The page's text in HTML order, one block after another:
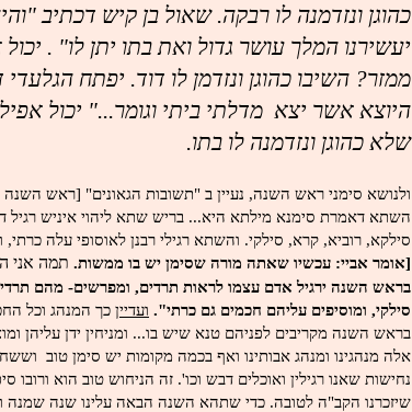
כהוגן ונזדמנה לו רבקה. שאול בן קיש דכתיב
יעשירנו המלך עושר גדול ואת בתו יתן לו" .
ממזר? השיבו כהוגן ונזדמן לו דוד. יפתח הגלעדי
היוצא אשר יצא מדלתי ביתי וגומר..." יכול
שלא כהוגן ונזדמנה לו בתו.
ולנושא סימני ראש השנה, נעיין ב "תשובות הגאונים" [ראש השנה
השתא דאמרת סימנא מילתא היא... בריש שתא ליהוי איניש רגיל
סילקא, רוביא, קרא, סילקי. והשתא רגילי רבנן לאוסופי עלה כרתי,
[אומר אביי: עכשיו שאתה מורה שסימן יש בו ממשות. תמה אני
בראש השנה ירגיל אדם עצמו לראות תרדים, ומפרשים- מהם
סילקי, ומוסיפים עליהם חכמים גם כרתי". ועדיין כך המנהג וכל
בראש השנה מקריבים לפניהם טנא שיש בו... ומניחין ידן עליהן
אלה מנהגינו ומנהג אבותינו ואף בכמה מקומות יש סימן טוב
נחישות שאנו רגילין ואוכלים דבש וכו'. זה הניחוש טוב הוא ורובו
שיזכרנו הקב"ה לטובה. כדי שתהא השנה הבאה עלינו שנה שמנה